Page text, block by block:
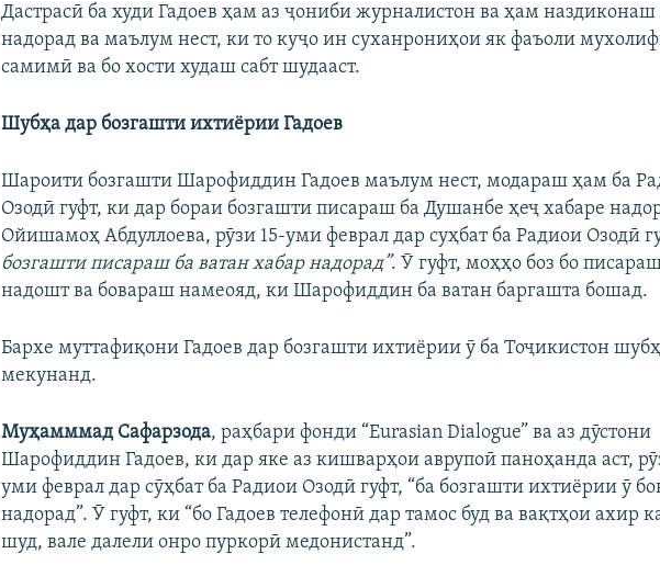
Дастрасӣ ба худи Гадоев ҳам аз ҷониби журналистон ва ҳам
надорад ва маълум нест, ки то куҷо ин суханрониҳои як фаъоли
самимӣ ва бо хости худаш сабт шудааст.
Шубҳа дар бозгашти ихтиёрии Гадоев
Шароити бозгашти Шарофиддин Гадоев маълум нест, модараш ҳам ба
Озодӣ гуфт, ки дар бораи бозгашти писараш ба Душанбе ҳеҷ хабаре
Ойишамоҳ​ Абдуллоева, рӯзи 15-уми феврал дар суҳбат ба Радиои Озодӣ
бозгашти писараш ба ватан хабар надорад”. Ӯ гуфт, моҳҳо боз бо
надошт ва бовараш намеояд, ки Шарофиддин ба ватан баргашта бошад.
Бархе муттафиқони Гадоев дар бозгашти ихтиёрии ӯ ба Тоҷикистон
мекунанд.
Муҳамммад Сафарзода, раҳбари фонди “Eurasian Dialogue” ва аз дӯстони
Шарофиддин Гадоев, ки дар яке аз кишварҳои аврупоӣ паноҳанда аст,
уми феврал дар сӯҳбат ба Радиои Озодӣ гуфт, “ба бозгашти ихтиёрии ӯ
надорад”. Ӯ гуфт, ки “бо Гадоев телефонӣ дар тамос буд ва вақтҳои ахир
шуд, вале далели онро пуркорӣ медонистанд”.